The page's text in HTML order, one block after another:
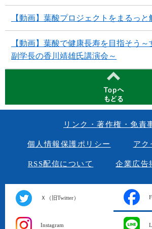
【動画】葉酸プロジェクトをまるっと
【動画】葉酸で健康長寿を目指そう
副学長の香川靖雄氏講演会～
リンク・著作権・免責
個人情報保護ポリシー アク
RSS配信について 企業広告
Ｘ（旧Twitter）
Instagram